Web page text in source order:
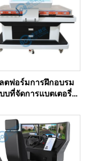
ตฟอร์มการฝึกอบรม
บที่จัดการแบตเตอรี่
ใหม่